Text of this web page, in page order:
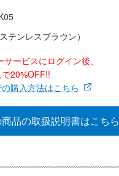
テンレスブラウン）
ービスにログイン後、
20%OFF!!
購入方法はこちら
商品の取扱説明書はこちら